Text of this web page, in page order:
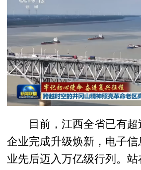
目前，江西全省已有超
企业完成升级焕新，电子
业先后迈入万亿级行列。站